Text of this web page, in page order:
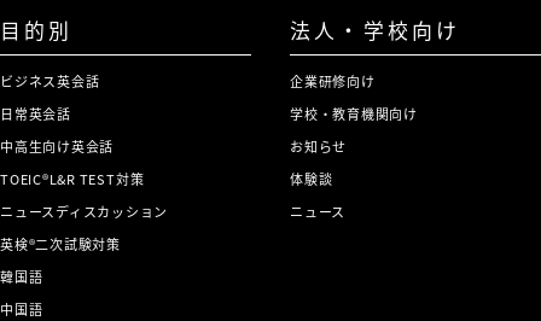
目的別
ビジネス英会話
日常英会話
中高生向け英会話
TOEIC®L&R TEST対策
ニュースディスカッション
英検®二次試験対策
韓国語
中国語
法人・学校向け
企業研修向け
学校・教育機関向け
お知らせ
体験談
ニュース